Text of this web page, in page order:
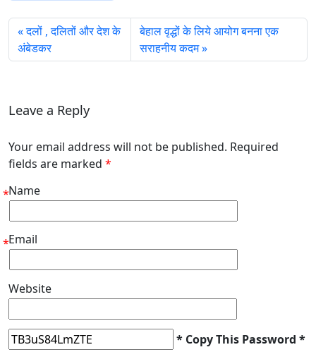
दलों , दलितों और देश के
अंबेडकर
बेहाल वृद्धों के लिये आयोग बनना एक
सराहनीय कदम
Leave a Reply
Your email address will not be published. Required
fields are marked *
Name
*
Email
*
Website
* Copy This Password *